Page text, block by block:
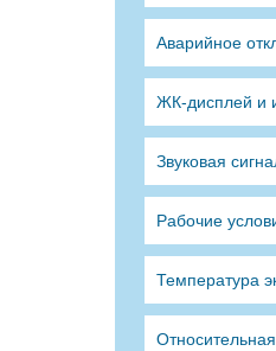
Аварийное
ЖК-дисплей и
Звуковая
Рабочие
Температура